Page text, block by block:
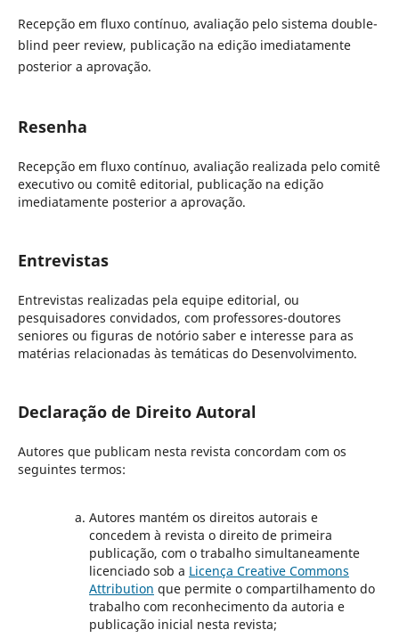
Recepção em fluxo contínuo, avaliação pelo sistema double-
blind peer review, publicação na edição imediatamente
posterior a aprovação.
Resenha
Recepção em fluxo contínuo, avaliação realizada pelo comitê
executivo ou comitê editorial, publicação na edição
imediatamente posterior a aprovação.
Entrevistas
Entrevistas realizadas pela equipe editorial, ou
pesquisadores convidados, com professores-doutores
seniores ou figuras de notório saber e interesse para as
matérias relacionadas às temáticas do Desenvolvimento.
Declaração de Direito Autoral
Autores que publicam nesta revista concordam com os
seguintes termos:
Autores mantém os direitos autorais e
concedem à revista o direito de primeira
publicação, com o trabalho simultaneamente
licenciado sob a Licença Creative Commons
Attribution que permite o compartilhamento do
trabalho com reconhecimento da autoria e
publicação inicial nesta revista;